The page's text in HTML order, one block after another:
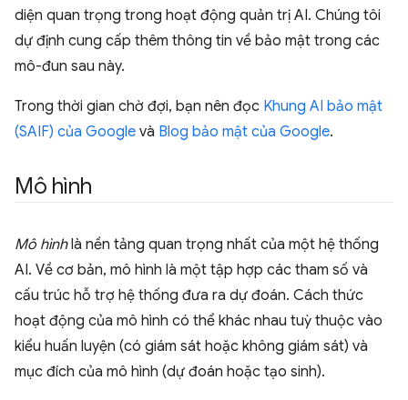
diện quan trọng trong hoạt động quản trị AI. Chúng tôi
dự định cung cấp thêm thông tin về bảo mật trong các
mô-đun sau này.
Trong thời gian chờ đợi, bạn nên đọc Khung AI bảo mật
(SAIF) của Google và Blog bảo mật của Google.
Mô hình
Mô hìnhlà nền tảng quan trọng nhất của một hệ thống
AI. Về cơ bản, mô hình là một tập hợp các tham số và
cấu trúc hỗ trợ hệ thống đưa ra dự đoán. Cách thức
hoạt động của mô hình có thể khác nhau tuỳ thuộc vào
kiểu huấn luyện (có giám sát hoặc không giám sát) và
mục đích của mô hình (dự đoán hoặc tạo sinh).